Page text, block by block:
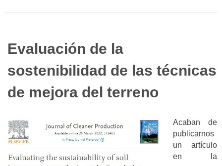
Evaluación de la
sostenibilidad de las técnicas
de mejora del terreno
Acaban de
publicarnos
un artículo
en la